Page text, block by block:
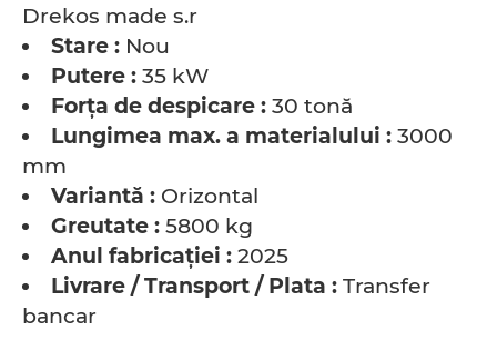
Drekos made s.r
Stare : Nou
Putere : 35 kW
Forţa de despicare : 30 tonă
Lungimea max. a materialului : 3000
mm
Variantă : Orizontal
Greutate : 5800 kg
Anul fabricaţiei : 2025
Livrare / Transport / Plata : Transfer
bancar